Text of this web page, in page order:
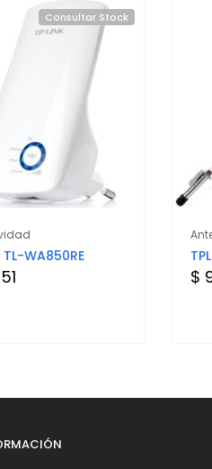
Consultar Stock
WA850RE
$